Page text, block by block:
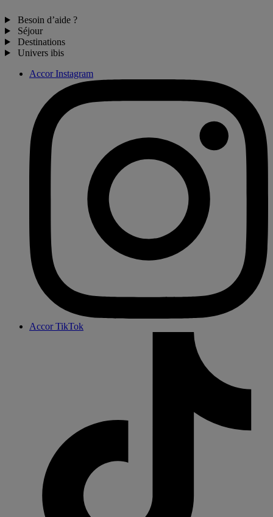
Besoin d’aide ?
Séjour
Destinations
Univers ibis
Accor Instagram
Accor TikTok